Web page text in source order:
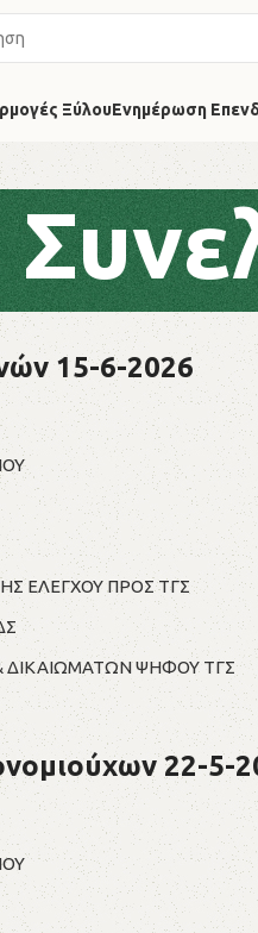
ΞύλουΕνημέρωση
15-6-2026
ΕΛΕΓΧΟΥ ΠΡΟΣ ΤΓΣ
ΔΙΚΑΙΩΜΑΤΩΝ ΨΗΦΟΥ ΤΓΣ
22-5-